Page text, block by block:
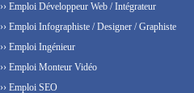
›› Emploi Développeur Web / Intégrateur
›› Emploi Infographiste / Designer / Graphiste
›› Emploi Ingénieur
›› Emploi Monteur Vidéo
›› Emploi SEO